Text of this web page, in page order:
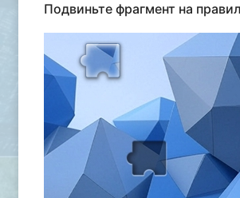
Подвиньте фрагмент на